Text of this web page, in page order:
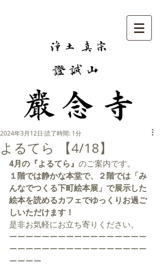
よるてら 【4/18】
2024年3月12日 読了時間: 1分
4月の『よるてら』 のご案内です。
１階では静かな本堂で、２階では「み
んなでつくる下町絵本展」で展示した
絵本を読めるカフェでゆっくりお過ご
しいただけます！
是非お気軽にお立ち寄りください。
ーーーーーーーーーーーーーーーーー
ーーーーーーーーーーーーーーーーー
ーーーー